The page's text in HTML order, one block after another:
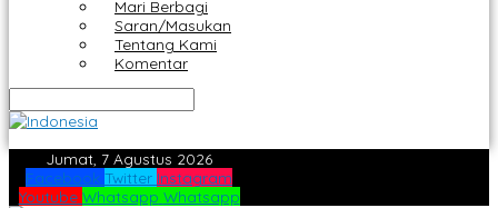
Mari Berbagi
Saran/Masukan
Tentang Kami
Komentar
Jumat, 7 Agustus 2026
Facebook Twitter Instagram
Youtube Whatsapp Whatsapp